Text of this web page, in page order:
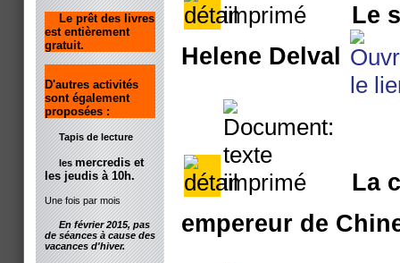
Le
Helene Delval
La
empereur de
Le prêt des livres
est entièrement
gratuit.
D'autres activités
sont également
proposées :
Tapis de lecture
lesmercredis et
les jeudis à 10h.
Une fois par mois
En février 2015, pas
de séances à cause des
vacances d'hiver.